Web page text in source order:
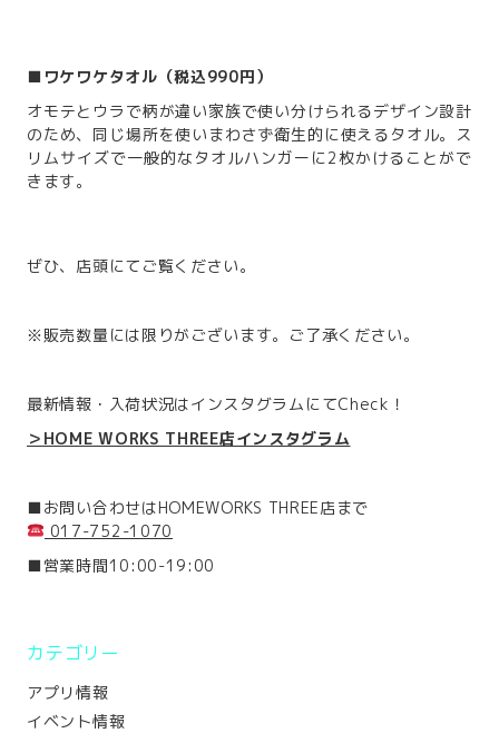
■ ワケワケタオル（税込990円）
オモテとウラで柄が違い家族で使い分けられるデザイン設計
のため、同じ場所を使いまわさず衛生的に使えるタオル。ス
リムサイズで一般的なタオルハンガーに2枚かけることがで
きます。
ぜひ、店頭にてご覧ください。
※販売数量には限りがございます。ご了承ください。
最新情報・入荷状況はインスタグラムにてCheck！
＞HOME WORKS THREE店インスタグラム
■お問い合わせはHOMEWORKS THREE店まで
017-752-1070
■営業時間10:00-19:00
カテゴリー
アプリ情報
イベント情報